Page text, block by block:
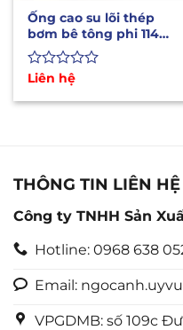
Ống cao su lõi thép
bơm bê tông phi 114
dùng cho xe bơm xi
Được
hạng
Liên hệ
THÔNG TIN LIÊN HỆ
Công ty TNHH Sản
Hotline: 0968 638
Email:
VPGDMB: số 109c